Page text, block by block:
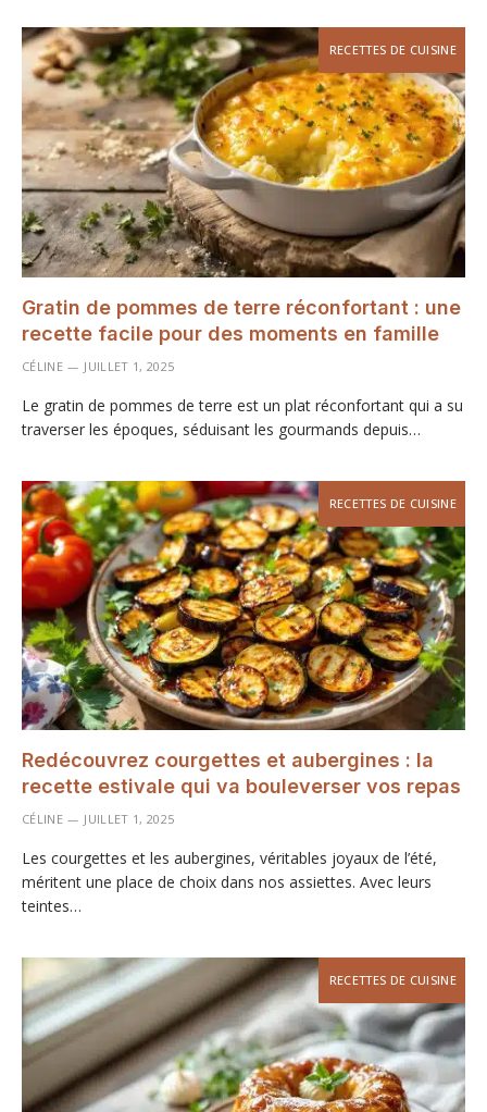
RECETTES DE CUISINE
Gratin de pommes de terre réconfortant : une
recette facile pour des moments en famille
CÉLINE JUILLET 1, 2025
Le gratin de pommes de terre est un plat réconfortant qui a su
traverser les époques, séduisant les gourmands depuis…
RECETTES DE CUISINE
Redécouvrez courgettes et aubergines : la
recette estivale qui va bouleverser vos repas
CÉLINE JUILLET 1, 2025
Les courgettes et les aubergines, véritables joyaux de l’été,
méritent une place de choix dans nos assiettes. Avec leurs
teintes…
RECETTES DE CUISINE